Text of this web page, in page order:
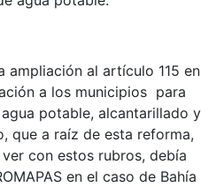
ampliación al artículo 115 en
a los municipios para
potable, alcantarillado y
que a raíz de esta reforma,
con estos rubros, debía
en el caso de Bahía